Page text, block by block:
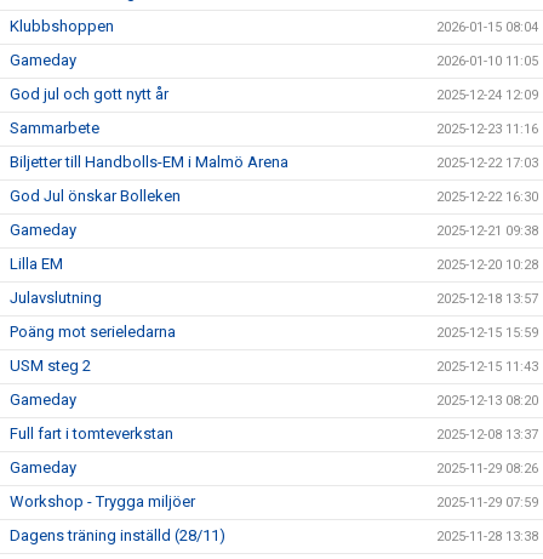
Klubbshoppen 2026-01-15 08:04
Gameday 2026-01-10 11:05
God jul och gott nytt år 2025-12-24 12:09
Sammarbete 2025-12-23 11:16
Biljetter till Handbolls-EM i Malmö Arena 2025-12-22 17:03
God Jul önskar Bolleken 2025-12-22 16:30
Gameday 2025-12-21 09:38
Lilla EM 2025-12-20 10:28
Julavslutning 2025-12-18 13:57
Poäng mot serieledarna 2025-12-15 15:59
USM steg 2 2025-12-15 11:43
Gameday 2025-12-13 08:20
Full fart i tomteverkstan 2025-12-08 13:37
Gameday 2025-11-29 08:26
Workshop - Trygga miljöer 2025-11-29 07:59
Dagens träning inställd (28/11) 2025-11-28 13:38